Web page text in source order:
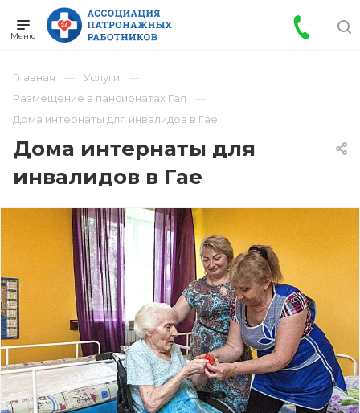
Главная
Услуги
Размещение в пансионатах Гая
Дома интернаты для инвалидов в Гае
Дома интернаты для
инвалидов в Гае